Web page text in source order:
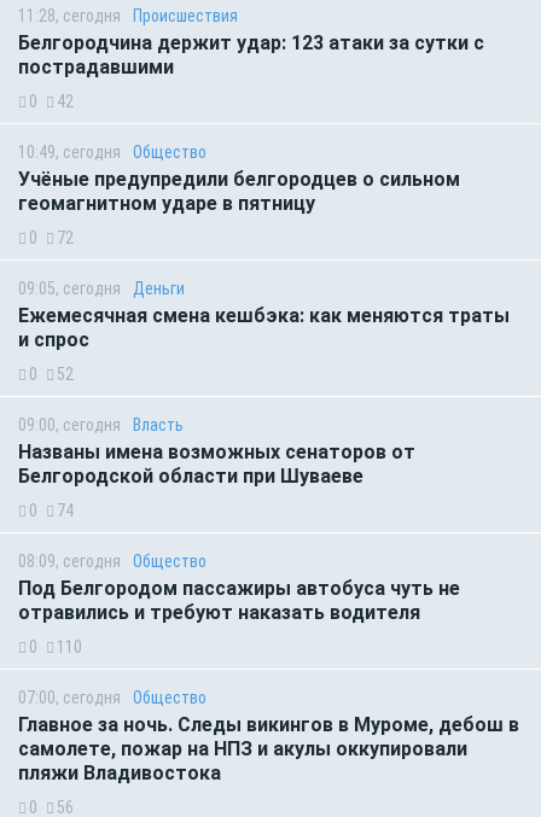
11:28, сегодня Происшествия
Белгородчина держит удар: 123 атаки за сутки с
пострадавшими
0 42
10:49, сегодня Общество
Учёные предупредили белгородцев о сильном
геомагнитном ударе в пятницу
0 72
09:05, сегодня Деньги
Ежемесячная смена кешбэка: как меняются траты
и спрос
0 52
09:00, сегодня Власть
Названы имена возможных сенаторов от
Белгородской области при Шуваеве
0 74
08:09, сегодня Общество
Под Белгородом пассажиры автобуса чуть не
отравились и требуют наказать водителя
0 110
07:00, сегодня Общество
Главное за ночь. Следы викингов в Муроме, дебош в
самолете, пожар на НПЗ и акулы оккупировали
пляжи Владивостока
0 56